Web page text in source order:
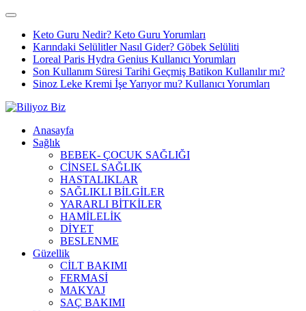
Keto Guru Nedir? Keto Guru Yorumları
Karındaki Selülitler Nasıl Gider? Göbek Selüliti
Loreal Paris Hydra Genius Kullanıcı Yorumları
Son Kullanım Süresi Tarihi Geçmiş Batikon Kullanılır mı?
Sinoz Leke Kremi İşe Yarıyor mu? Kullanıcı Yorumları
Anasayfa
Sağlık
BEBEK- ÇOCUK SAĞLIĞI
CİNSEL SAĞLIK
HASTALIKLAR
SAĞLIKLI BİLGİLER
YARARLI BİTKİLER
HAMİLELİK
DİYET
BESLENME
Güzellik
CİLT BAKIMI
FERMASİ
MAKYAJ
SAÇ BAKIMI